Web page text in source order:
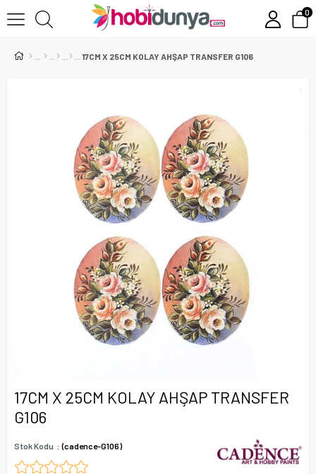
0
17CM X 25CM KOLAY AHŞAP TRANSFER G106
17CM X 25CM KOLAY AHŞAP TRANSFER
G106
Stok Kodu (cadence-G106)